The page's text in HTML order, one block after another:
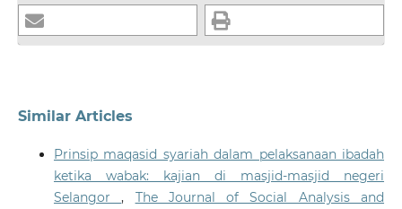
Similar Articles
Prinsip maqasid syariah dalam pelaksanaan ibadah
ketika wabak: kajian di masjid-masjid negeri
Selangor, The Journal of Social Analysis and